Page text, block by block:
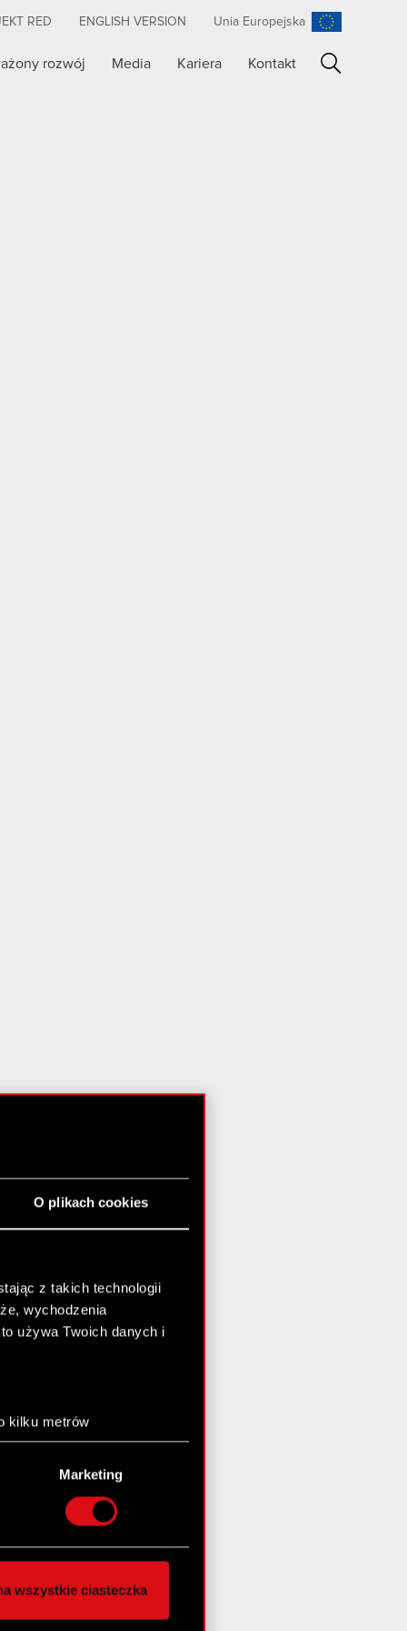
O plikach cookies
z takich technologii
wychodzenia
używa Twoich danych i
kilku metrów
(fingerprinting,
preferencje w
chwili.
i
innymi danymi
z naszej witryny,
Marketing
wszystkie ciasteczka
RED ENGLISH VERSION Unia Europejska
rozwój Media Kariera Kontakt